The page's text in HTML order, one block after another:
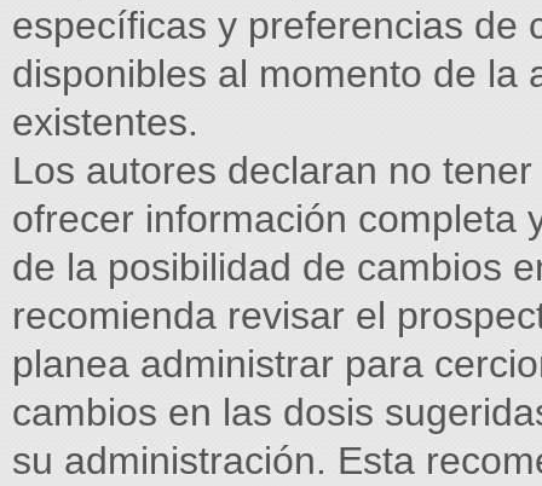
específicas y preferencias de
disponibles al momento de la
existentes.
Los autores declaran no
ofrecer información completa
de la posibilidad de cambios
recomienda revisar el
planea administrar para
cambios en las dosis
su administración. Esta